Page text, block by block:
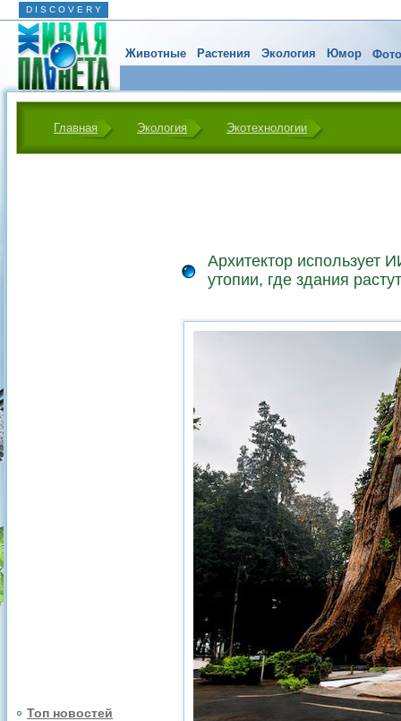
D I S C O V E R Y
Животные Растения Экология Юмор
Главная Экология Экотехнологии
Топ новостей
Архитектор использует
утопии, где здания